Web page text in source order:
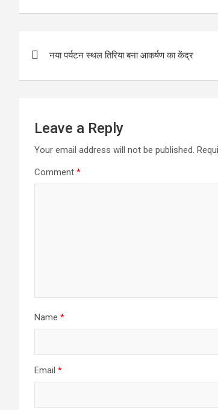
नया पर्यटन स्थल तिरिया बना आकर्षण का केंद्र
Leave a Reply
Your email address will not be published.
Comment *
Name *
Email *